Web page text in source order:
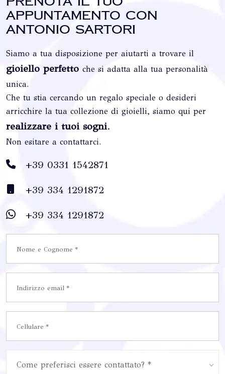
appuntamento con
Antonio Sartori
Siamo a tua disposizione per aiutarti a trovare il
gioiello perfetto che si adatta alla tua personalità
unica.
Che tu stia cercando un regalo speciale o desideri
arricchire la tua collezione di gioielli, siamo qui per
realizzare i tuoi sogni.
Non esitare a contattarci.
+39 0331 1542871
+39 334 1291872
+39 334 1291872
Come preferisci essere contattato? *